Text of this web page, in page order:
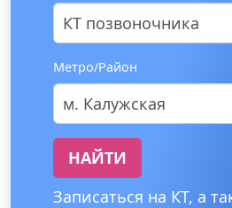
КТ позвоночника
Метро/Район
м. Калужская
НАЙТИ
Записаться на КТ, а